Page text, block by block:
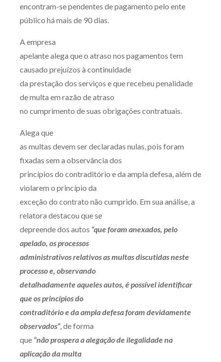
Av. Sete de Setembro, 4698
Batel Curitiba/PR CEP
Telefone (41) 2109-8666
encontram-se pendentes de pagamento pelo ente
público há mais de 90 dias.
A empresa
apelante alega que o atraso nos pagamentos tem
causado prejuízos à continuidade
da prestação dos serviços e que recebeu penalidade
de multa em razão de atraso
no cumprimento de suas obrigações contratuais.
Alega que
as multas devem ser declaradas nulas, pois foram
fixadas sem a observância dos
princípios do contraditório e da ampla defesa, além de
violarem o princípio da
exceção do contrato não cumprido. Em sua análise, a
relatora destacou que se
depreende dos autos “que foram anexados, pelo
apelado, os processos
administrativos relativos as multas discutidas neste
processo e, observando
detalhadamente aqueles autos, é possível identificar
que os princípios do
contraditório e da ampla defesa foram devidamente
observados”, de forma
que “não prospera a alegação de ilegalidade na
aplicação da multa